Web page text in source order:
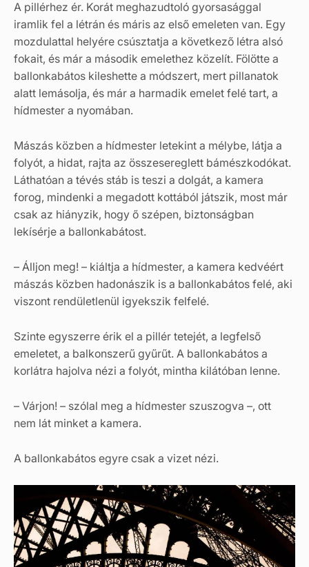
A pillérhez ér. Korát meghazudtoló gyorsasággal
iramlik fel a létrán és máris az első emeleten van. Egy
mozdulattal helyére csúsztatja a következő létra alsó
fokait, és már a második emelethez közelít. Fölötte a
ballonkabátos kileshette a módszert, mert pillanatok
alatt lemásolja, és már a harmadik emelet felé tart, a
hídmester a nyomában.
Mászás közben a hídmester letekint a mélybe, látja a
folyót, a hidat, rajta az összesereglett bámészkodókat.
Láthatóan a tévés stáb is teszi a dolgát, a kamera
forog, mindenki a megadott kottából játszik, most már
csak az hiányzik, hogy ő szépen, biztonságban
lekísérje a ballonkabátost.
– Álljon meg! – kiáltja a hídmester, a kamera kedvéért
mászás közben hadonászik is a ballonkabátos felé, aki
viszont rendületlenül igyekszik felfelé.
Szinte egyszerre érik el a pillér tetejét, a legfelső
emeletet, a balkonszerű gyűrűt. A ballonkabátos a
korlátra hajolva nézi a folyót, mintha kilátóban lenne.
– Várjon! – szólal meg a hídmester szuszogva –, ott
nem lát minket a kamera.
A ballonkabátos egyre csak a vizet nézi.